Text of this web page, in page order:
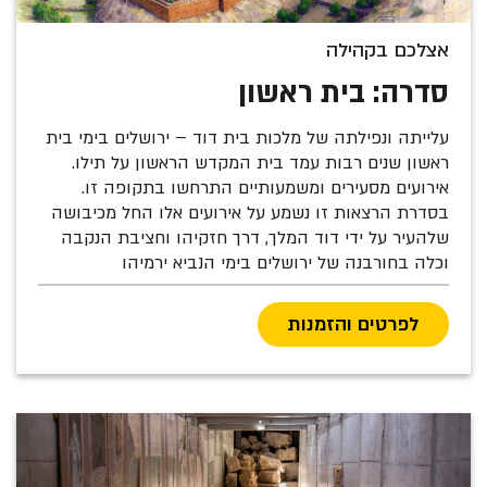
אצלכם בקהילה
סדרה: בית ראשון
עלייתה ונפילתה של מלכות בית דוד – ירושלים בימי בית
ראשון שנים רבות עמד בית המקדש הראשון על תילו.
אירועים מסעירים ומשמעותיים התרחשו בתקופה זו.
בסדרת הרצאות זו נשמע על אירועים אלו החל מכיבושה
שלהעיר על ידי דוד המלך, דרך חזקיהו וחציבת הנקבה
וכלה בחורבנה של ירושלים בימי הנביא ירמיהו
לפרטים והזמנות